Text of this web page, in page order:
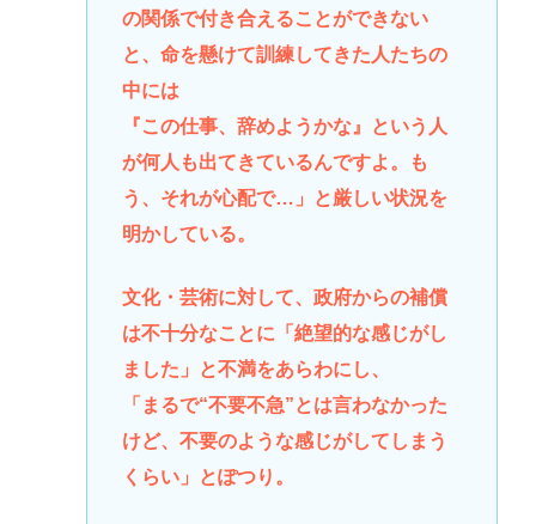
の関係で付き合えることができない
と、命を懸けて訓練してきた人たちの
中には
『この仕事、辞めようかな』という人
が何人も出てきているんですよ。も
う、それが心配で…」と厳しい状況を
明かしている。
文化・芸術に対して、政府からの補償
は不十分なことに「絶望的な感じがし
ました」と不満をあらわにし、
「まるで“不要不急”とは言わなかった
けど、不要のような感じがしてしまう
くらい」とぽつり。